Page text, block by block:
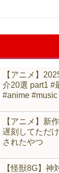
【アニメ】
介20選 part1 #
#anime
【アニメ】新
遅刻してただ
されたやつ
【怪獣8G】神